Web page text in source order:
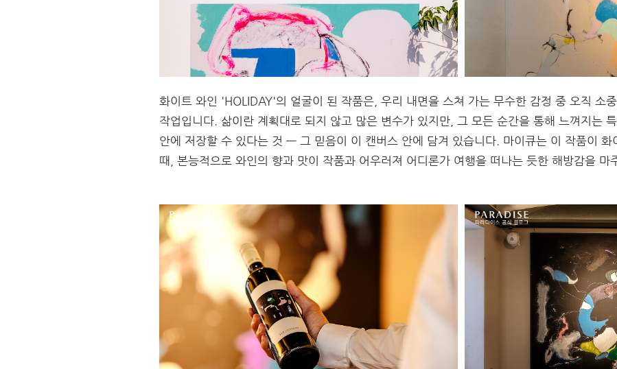
화이트 와인 'HOLIDAY'의 얼굴이 된 작품은, 우리 내면을 스쳐 가는 무수한 감정 중 오직 소
작업입니다. 삶이란 계획대로 되지 않고 많은 변수가 있지만, 그 모든 순간을 통해 느껴지는
안에 저장할 수 있다는 것 — 그 믿음이 이 캔버스 안에 담겨 있습니다. 마이큐는 이 작품이 화
때, 본능적으로 와인의 향과 맛이 작품과 어우러져 어디론가 여행을 떠나는 듯한 해방감을 마